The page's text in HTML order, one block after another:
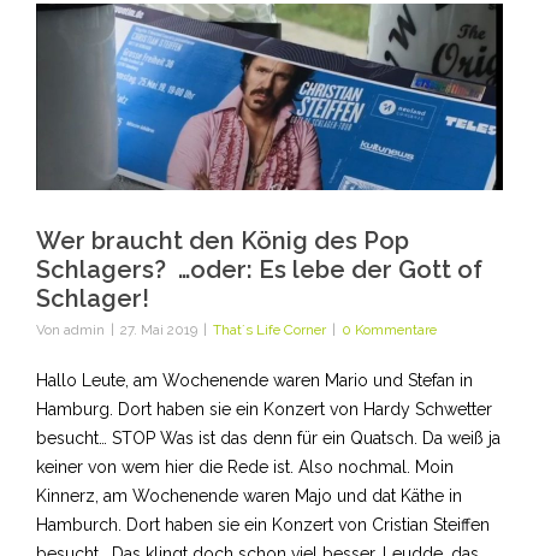
Wer braucht den König des Pop
Schlagers? …oder: Es lebe der Gott of
Schlager!
Von admin 27. Mai 2019 That´s Life Corner 0 Kommentare
Hallo Leute, am Wochenende waren Mario und Stefan in
Hamburg. Dort haben sie ein Konzert von Hardy Schwetter
besucht… STOP Was ist das denn für ein Quatsch. Da weiß ja
keiner von wem hier die Rede ist. Also nochmal. Moin
Kinnerz, am Wochenende waren Majo und dat Käthe in
Hamburch. Dort haben sie ein Konzert von Cristian Steiffen